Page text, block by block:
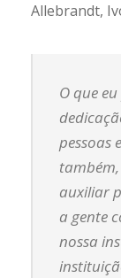
Allebrandt,
O que
pessoas
auxiliar
a gente
nossa